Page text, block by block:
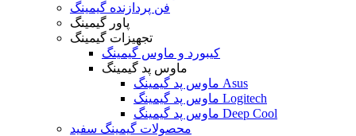
فن پردازنده گیمینگ
پاور گیمینگ
تجهیزات گیمینگ
کیبورد و ماوس گیمینگ
ماوس پد گیمینگ
ماوس پد گیمینگ Asus
ماوس پد گیمینگ Logitech
ماوس پد گیمینگ Deep Cool
محصولات گیمینگ سفید